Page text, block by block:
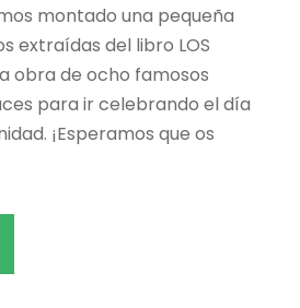
montado una pequeña
extraídas del libro LOS
obra de ocho famosos
para ir celebrando el día
¡Esperamos que os